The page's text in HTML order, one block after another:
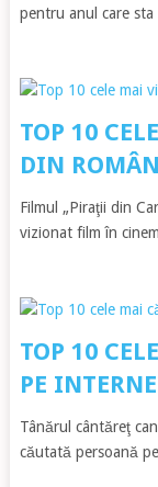
pentru anul care sta
TOP 10
DIN
Filmul „Piraţii din
vizionat film în
TOP 10
PE
Tânărul cântăreţ
căutată persoană